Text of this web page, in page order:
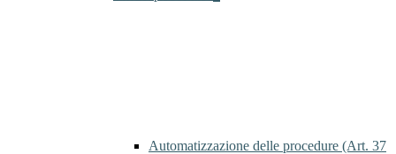
Automatizzazione delle procedure (Art. 37